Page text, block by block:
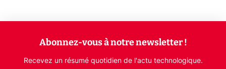
Abonnez-vous à notre newsletter !
Recevez un résumé quotidien de l'actu technologique.